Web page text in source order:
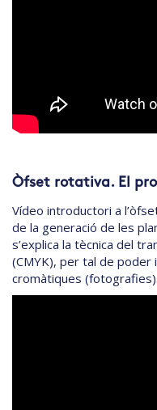
Òfset rotativa. El
Vídeo introductori a
de la generació de les
s’explica la tècnica del
(CMYK), per tal de
cromàtiques (fotografies).